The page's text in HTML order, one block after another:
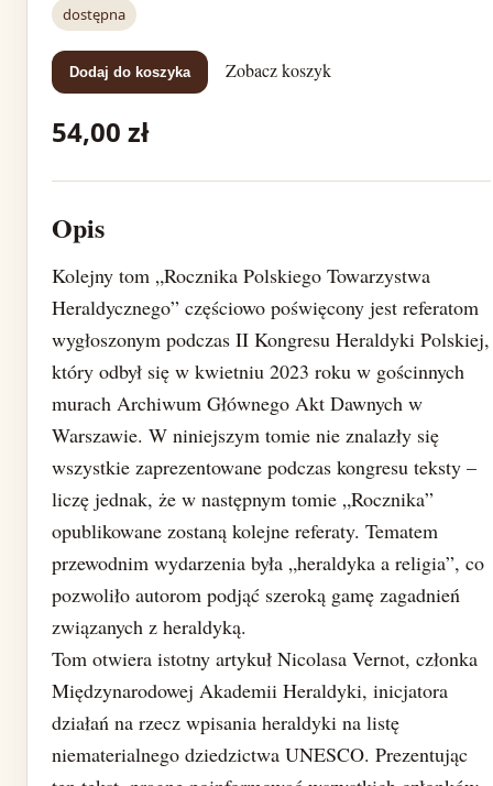
dostępna
Dodaj do koszyka Zobacz koszyk
54,00 zł
Opis
Kolejny tom „Rocznika Polskiego Towarzystwa
Heraldycznego” częściowo poświęcony jest referatom
wygłoszonym podczas II Kongresu Heraldyki Polskiej,
który odbył się w kwietniu 2023 roku w gościnnych
murach Archiwum Głównego Akt Dawnych w
Warszawie. W niniejszym tomie nie znalazły się
wszystkie zaprezentowane podczas kongresu teksty –
liczę jednak, że w następnym tomie „Rocznika”
opublikowane zostaną kolejne referaty. Tematem
przewodnim wydarzenia była „heraldyka a religia”, co
pozwoliło autorom podjąć szeroką gamę zagadnień
związanych z heraldyką.
Tom otwiera istotny artykuł Nicolasa Vernot, członka
Międzynarodowej Akademii Heraldyki, inicjatora
działań na rzecz wpisania heraldyki na listę
niematerialnego dziedzictwa UNESCO. Prezentując